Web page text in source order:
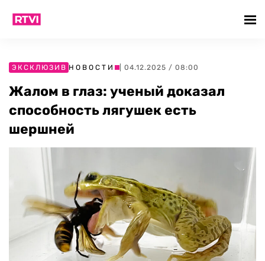
ЭКСКЛЮЗИВ НОВОСТИ | 04.12.2025 / 08:00
Жалом в глаз: ученый доказал
способность лягушек есть
шершней